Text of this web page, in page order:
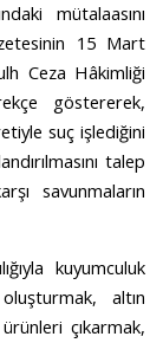
mütalaasını
15 Mart
Ceza Hâkimliği
göstererek,
suç işlediğini
talep
savunmaların
kuyumculuk
altın
çıkarmak,